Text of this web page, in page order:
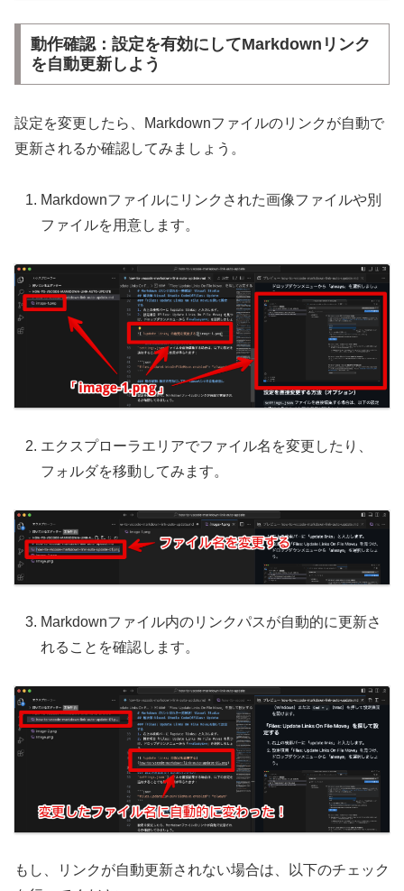
動作確認：設定を有効にしてMarkdownリンク
を自動更新しよう
設定を変更したら、Markdownファイルのリンクが自動で
更新されるか確認してみましょう。
Markdownファイルにリンクされた画像ファイルや別
ファイルを用意します。
エクスプローラエリアでファイル名を変更したり、
フォルダを移動してみます。
Markdownファイル内のリンクパスが自動的に更新さ
れることを確認します。
もし、リンクが自動更新されない場合は、以下のチェック